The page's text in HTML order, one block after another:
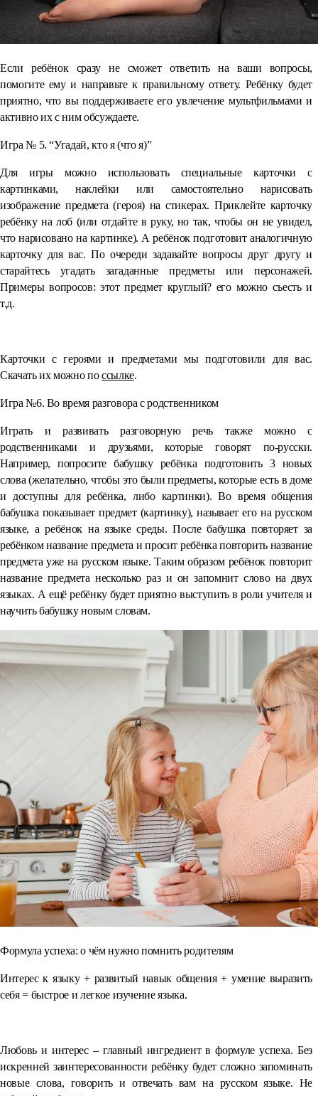
Если ребёнок сразу не сможет ответить на ваши вопросы,
помогите ему и направьте к правильному ответу. Ребёнку будет
приятно, что вы поддерживаете его увлечение мультфильмами и
активно их с ним обсуждаете.
Игра № 5. “Угадай, кто я (что я)”
Для игры можно использовать специальные карточки с
картинками, наклейки или самостоятельно нарисовать
изображение предмета (героя) на стикерах. Приклейте карточку
ребёнку на лоб (или отдайте в руку, но так, чтобы он не увидел,
что нарисовано на картинке). А ребёнок подготовит аналогичную
карточку для вас. По очереди задавайте вопросы друг другу и
старайтесь угадать загаданные предметы или персонажей.
Примеры вопросов: этот предмет круглый? его можно съесть и
т.д.
Карточки с героями и предметами мы подготовили для вас.
Скачать их можно поссылке.
Игра №6. Во время разговора с родственником
Играть и развивать разговорную речь также можно с
родственниками и друзьями, которые говорят по-русски.
Например, попросите бабушку ребёнка подготовить 3 новых
слова (желательно, чтобы это были предметы, которые есть в доме
и доступны для ребёнка, либо картинки). Во время общения
бабушка показывает предмет (картинку), называет его на русском
языке, а ребёнок на языке среды. После бабушка повторяет за
ребёнком название предмета и просит ребёнка повторить название
предмета уже на русском языке. Таким образом ребёнок повторит
название предмета несколько раз и он запомнит слово на двух
языках. А ещё ребёнку будет приятно выступить в роли учителя и
научить бабушку новым словам.
Формула успеха: о чём нужно помнить родителям
Интерес к языку + развитый навык общения + умение выразить
себя = быстрое и легкое изучение языка.
Любовь и интерес – главный ингредиент в формуле успеха. Без
искренней заинтересованности ребёнку будет сложно запоминать
новые слова, говорить и отвечать вам на русском языке. Не